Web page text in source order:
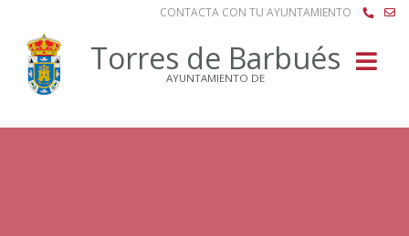
CONTACTA CON TU AYUNTAMIENTO
Torres de Barbués
AYUNTAMIENTO DE